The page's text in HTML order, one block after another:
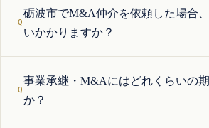
砺波市でM&A仲介を依頼した場合
いかかりますか？
事業承継・M&Aにはどれくらいの
か？